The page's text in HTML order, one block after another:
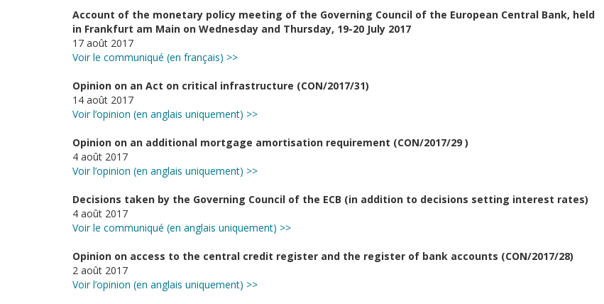
Account of the monetary policy meeting of the Governing Council of the European Central Bank, held
in Frankfurt am Main on Wednesday and Thursday, 19-20 July 2017
17 août 2017
Voir le communiqué (en français) >>
Opinion on an Act on critical infrastructure (CON/2017/31)
14 août 2017
Voir l’opinion (en anglais uniquement) >>
Opinion on an additional mortgage amortisation requirement (CON/2017/29 )
4 août 2017
Voir l’opinion (en anglais uniquement) >>
Decisions taken by the Governing Council of the ECB (in addition to decisions setting interest rates)
4 août 2017
Voir le communiqué (en anglais uniquement) >>
Opinion on access to the central credit register and the register of bank accounts (CON/2017/28)
2 août 2017
Voir l’opinion (en anglais uniquement) >>